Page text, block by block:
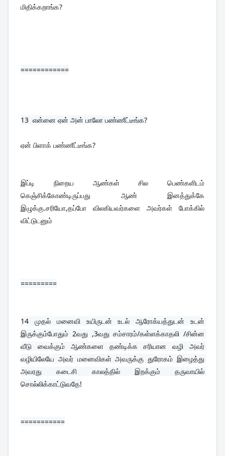
மிதிக்கறாங்க?
============
13 என்னை ஏன் அன் பாலோ பண்ணீட்டீங்க?
ஏன் பிளாக் பண்ணீட்டீங்க?
இப்டி நிறைய ஆண்கள் சில பெண்களிடம்
கெஞ்சிக்கோண்டிருப்பது ஆண் இனத்துக்கே
இழுக்கு.சரியோ,தப்போ விலகியவர்களை அவர்கள் போக்கில்
விட்டுடனும்
=========
14 முதல் மனைவி உயிருடன் உடல் ஆரோக்யத்துடன் உடன்
இருக்கும்போதும் 2வது ,3வது சம்சாரம்/கள்ளக்காதலி /சின்ன
வீடு வைக்கும் ஆண்களை தண்டிக்க சரியான வழி அவர்
வழியிலேயே அவர் மனைவிகள் அவருக்கு துரோகம் இழைத்து
அவரது கடைசி காலத்தில் இறக்கும் தருவாயில்
சொல்லிக்காட்டுவதே!
===========